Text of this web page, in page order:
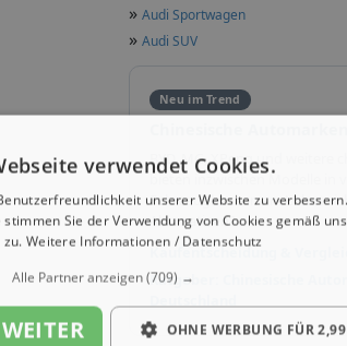
» Audi Sportwagen
» Audi SUV
Neu im Trend
BYD, MG, XPeng und weitere
bieten inzwischen Modelle in
Fahrzeugklassen an. Lohnt
Alternativen?
Kaufentscheidung &
Ratgeber: Chinesische
verwendet Cookies.
unserer Website zu
Sie der Verwendung von Cookies gemäß
zu. Weitere Informationen / Datenschutz
Alle Partner anzeigen(709) →
OHNE WERBUNG FÜR